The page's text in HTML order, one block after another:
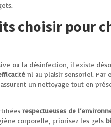
choisir pour
ou la désinfection, il existe
ni au plaisir sensoriel. Par
un nettoyage tout en
respectueuses de
corporelle, priorisez les gels